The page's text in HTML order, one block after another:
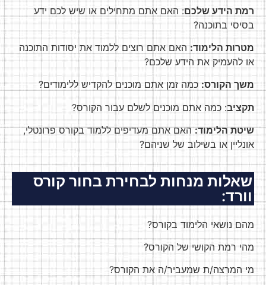
רמת הידע שלכם: האם אתם מתחילים או שיש לכם ידע
בסיסי בתוכנה?
מטרות הלימוד:האם אתם רוצים ללמוד את יסודות התוכנה
או להעמיק את הידע שלכם?
משך הקורס: כמה זמן אתם מוכנים להקדיש ללימודים?
תקציב: כמה אתם מוכנים לשלם עבור הקורס?
שיטת הלימוד:האם אתם מעדיפים ללמוד בקורס פרונטלי,
אונליין או בשילוב של שניהם?
שאלות מנחות לבחירת בחור קורס
וורד:
מהם נושאי הלימוד בקורס?
מהי רמת הקושי של הקורס?
מי המרצה/ת שמעביר/ה את הקורס?